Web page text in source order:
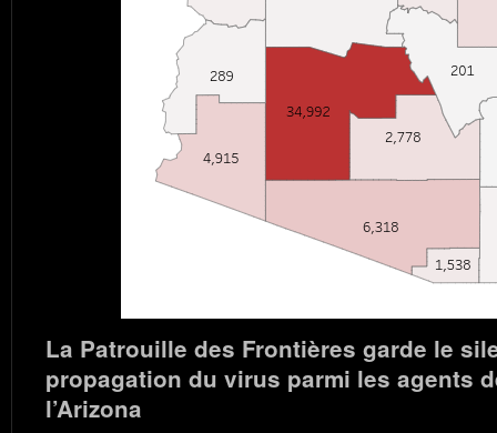
La Patrouille des Frontières garde le
propagation du virus parmi les agents
l’Arizona